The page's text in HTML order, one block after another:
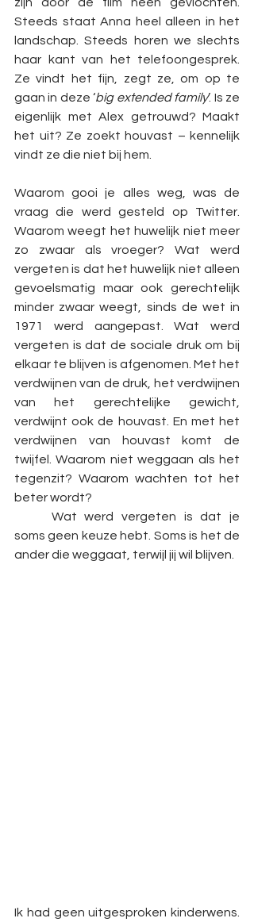
zijn door de film heen gevlochten.
Steeds staat Anna heel alleen in het
landschap. Steeds horen we slechts
haar kant van het telefoongesprek.
Ze vindt het fijn, zegt ze, om op te
gaan in deze ‘big extended family’. Is ze
eigenlijk met Alex getrouwd? Maakt
het uit? Ze zoekt houvast – kennelijk
vindt ze die niet bij hem.
Waarom gooi je alles weg, was de
vraag die werd gesteld op Twitter.
Waarom weegt het huwelijk niet meer
zo zwaar als vroeger? Wat werd
vergeten is dat het huwelijk niet alleen
gevoelsmatig maar ook gerechtelijk
minder zwaar weegt, sinds de wet in
1971 werd aangepast. Wat werd
vergeten is dat de sociale druk om bij
elkaar te blijven is afgenomen. Met het
verdwijnen van de druk, het verdwijnen
van het gerechtelijke gewicht,
verdwijnt ook de houvast. En met het
verdwijnen van houvast komt de
twijfel. Waarom niet weggaan als het
tegenzit? Waarom wachten tot het
beter wordt?
soms geen keuze hebt. Soms is het de
ander die weggaat, terwijl jij wil blijven.
Ik had geen uitgesproken kinderwens.